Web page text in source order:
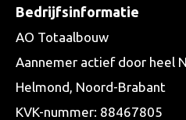
Bedrijfsinformatie
AO Totaalbouw
Aannemer actief door heel
Helmond, Noord-Brabant
KVK-nummer: 88467805